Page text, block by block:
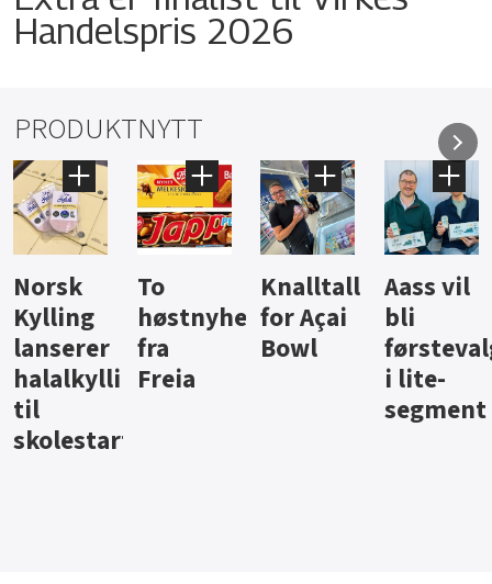
Handelspris 2026
PRODUKTNYTT
Knalltall
for Açai
Bowl
Aass vil
bli
førstevalg
i lite-
Brus og
jus fra
Berentsen
Hard
iste fra
Hansa